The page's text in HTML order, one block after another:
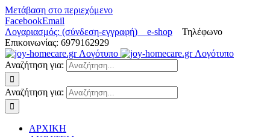
Μετάβαση στο περιεχόμενο
FacebookEmail
Λογαριασμός: (σύνδεση-εγγραφή) e-shop Τηλέφωνο
Επικοινωνίας: 6979162929
Αναζήτηση για:
Αναζήτηση για:
ΑΡΧΙΚΗ